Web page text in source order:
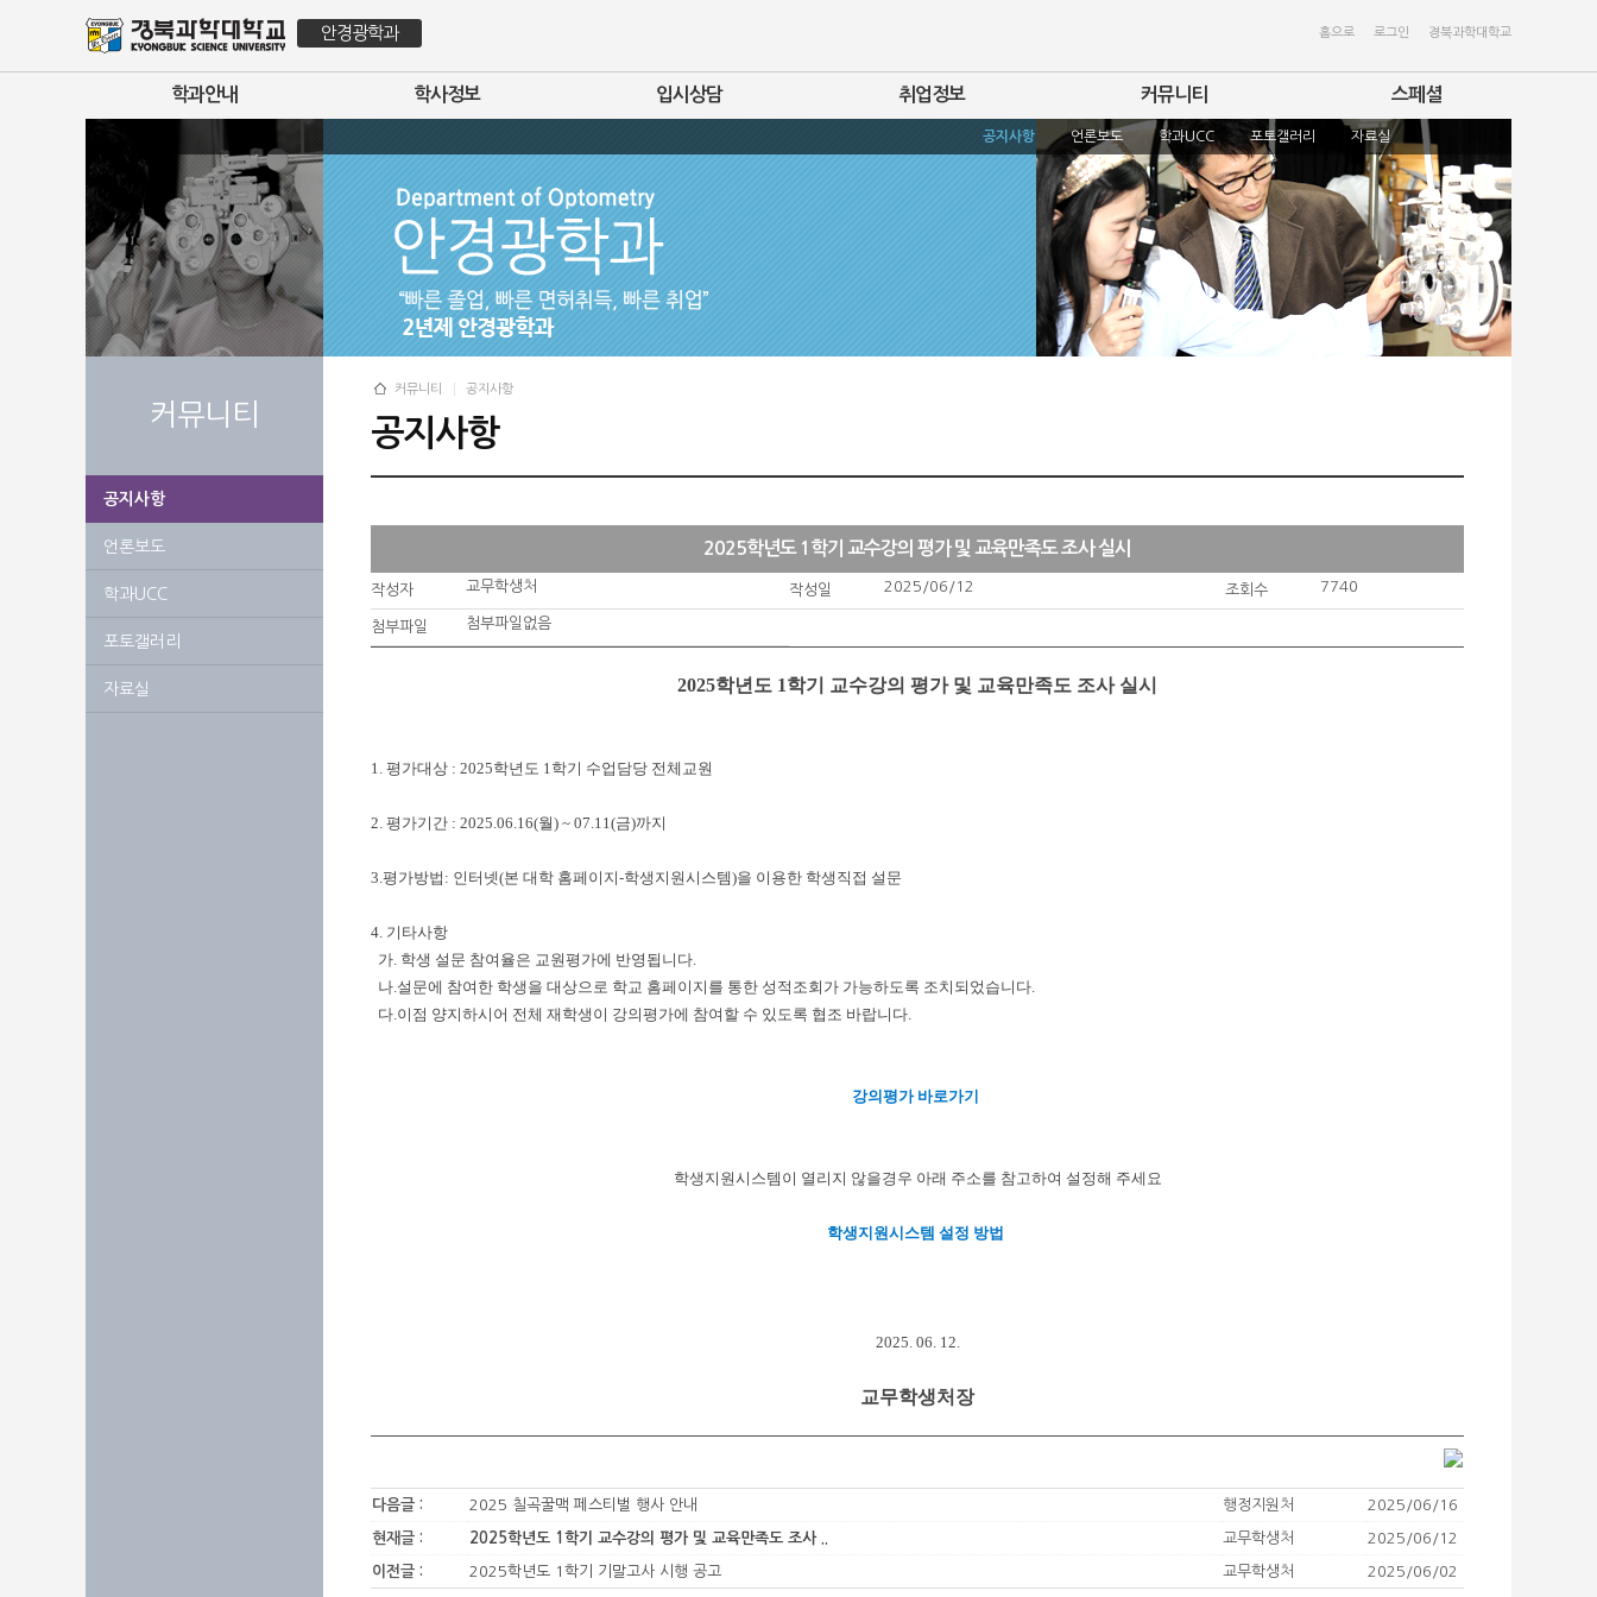
안경광학과 홈으로 로그인 경북과학대학교
학과안내 학사정보 입시상담 취업정보 커뮤니티
공지사항 언론보도 학과UCC 포토갤러리 자료실
스페셜
커뮤니티
공지사항
언론보도
학과UCC
포토갤러리
자료실
커뮤니티 공지사항
공지사항
2025학년도 1학기 교수강의 평가 및 교육만족도 조사 실시
작성자 교무학생처 작성일 2025/06/12 조회수 7740
첨부파일 첨부파일없음
2025학년도 1학기 교수강의 평가 및 교육만족도 조사 실시
1. 평가대상 : 2025학년도 1학기 수업담당 전체교원
2. 평가기간 : 2025.06.16(월) ~ 07.11(금)까지
3. 평가방법 : 인터넷(본 대학 홈페이지 - 학생지원시스템)을 이용한 학생직접 설문
4. 기타사항
가. 학생 설문 참여율은 교원평가에 반영됩니다.
나. 설문에 참여한 학생을 대상으로 학교 홈페이지를 통한 성적조회가 가능하도록 조치되었습니다.
다. 이점 양지하시어 전체 재학생이 강의평가에 참여할 수 있도록 협조 바랍니다.
강의평가 바로가기
학생지원시스템이 열리지 않을경우 아래 주소를 참고하여 설정해 주세요
학생지원시스템 설정 방법
2025. 06. 12.
교무학생처장
다음글 : 2025 칠곡꿀맥 페스티벌 행사 안내 행정지원처 2025/06/16
현재글 : 2025학년도 1학기 교수강의 평가 및 교육만족도 조사 .. 교무학생처 2025/06/12
이전글 : 2025학년도 1학기 기말고사 시행 공고 교무학생처 2025/06/02